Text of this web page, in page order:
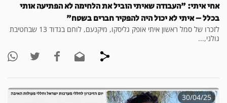
אחי איתי: "העבודה שאיתי הוביל את הלחימה לא הפתיעה אותי
בכלל – איתי לא יכול היה להפקיר חברים בשטח"
לזכרו של סמל ראשון איתי אופק גליסקו, מיקנעם, לוחם בגדוד 13 שבחטיבת
גולני,...
30/04/25